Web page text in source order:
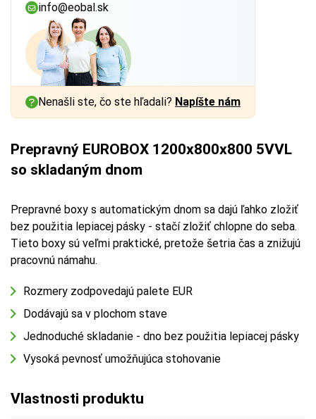
info@eobal.sk
Nenašli ste, čo ste hľadali? Napíšte nám
Prepravný EUROBOX 1200x800x800 5VVL
so skladaným dnom
Prepravné boxy s automatickým dnom sa dajú ľahko zložiť
bez použitia lepiacej pásky - stačí zložiť chlopne do seba.
Tieto boxy sú veľmi praktické, pretože šetria čas a znižujú
pracovnú námahu.
Rozmery zodpovedajú palete EUR
Dodávajú sa v plochom stave
Jednoduché skladanie - dno bez použitia lepiacej pásky
Vysoká pevnosť umožňujúca stohovanie
Vlastnosti produktu